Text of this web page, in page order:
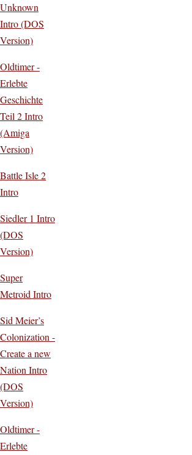
Unknown
Intro (DOS
Version)
Oldtimer -
Erlebte
Geschichte
Teil 2 Intro
(Amiga
Version)
Battle Isle 2
Intro
Siedler 1 Intro
(DOS
Version)
Super
Metroid Intro
Sid Meier’s
Colonization -
Create a new
Nation Intro
(DOS
Version)
Oldtimer -
Erlebte